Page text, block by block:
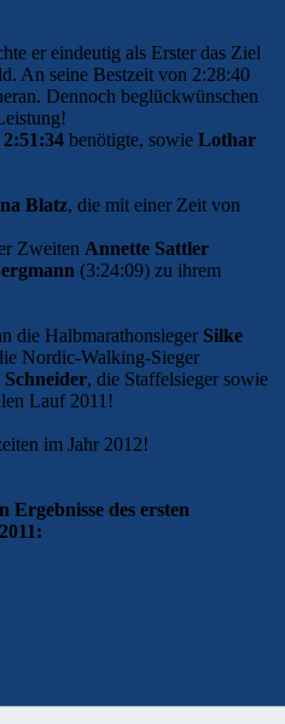
er eindeutig als Erster das Ziel
An seine Bestzeit von 2:28:40
Dennoch beglückwünschen
2:51:34 benötigte, sowie Lothar
Blatz, die mit einer Zeit von
Zweiten Annette Sattler
(3:24:09) zu ihrem
die Halbmarathonsieger Silke
Nordic-Walking-Sieger
, die Staffelsieger sowie
Lauf 2011!
im Jahr 2012!
des ersten